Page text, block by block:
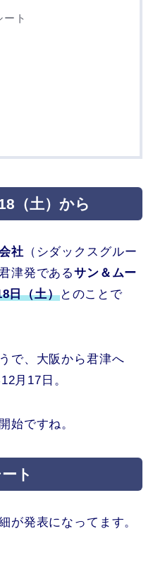
ト
（土）から
社 （シダックスグルー
津発であるサン＆ムー
日（土）とのことで
で、大阪から君津へ
月17日。
始ですね。
ト
が発表になってます。